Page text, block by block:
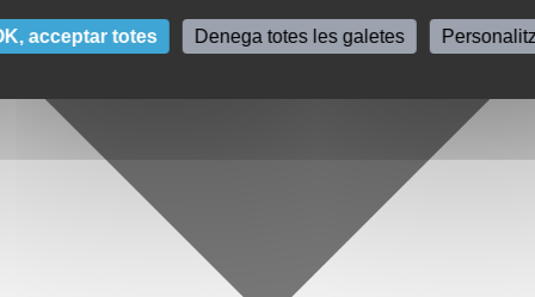
acceptar totes Denega totes les galetes